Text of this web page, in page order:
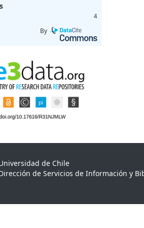
4
By
de Chile
de Servicios de Información y